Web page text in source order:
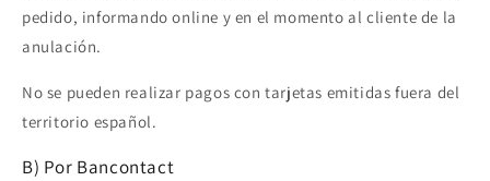
pedido, informando online y en el momento al cliente de la
anulación.
No se pueden realizar pagos con tarjetas emitidas fuera del
territorio español.
B) Por Bancontact